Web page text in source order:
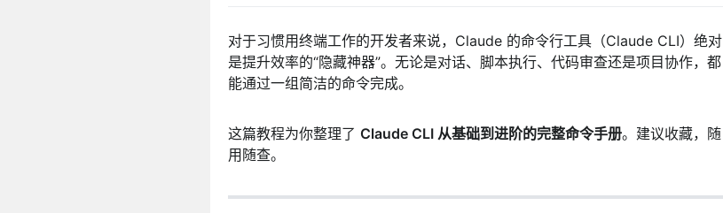
对于习惯用终端工作的开发者来说，Claude 的命令行工具（Claude CLI）绝对
是提升效率的“隐藏神器”。无论是对话、脚本执行、代码审查还是项目协作，都
能通过一组简洁的命令完成。
这篇教程为你整理了 Claude CLI 从基础到进阶的完整命令手册。建议收藏，随
用随查。